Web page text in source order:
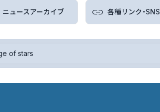
ニュースアーカイブ 各種リンク・SNS
of stars